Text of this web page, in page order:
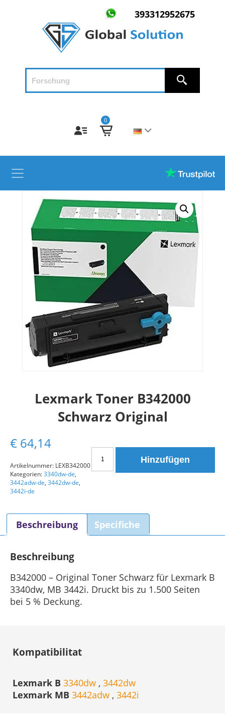
393312952675
0
Lexmark Toner B342000
Schwarz Original
€ 64,14
Toner
B342000
Menge
Hinzufügen
Artikelnummer: LEXB342000
Kategorien:3340dw-de,
3442adw-de, 3442dw-de,
3442i-de
Beschreibung Specifiche
Beschreibung
B342000 – Original Toner Schwarz für Lexmark B
3340dw, MB 3442i. Druckt bis zu 1.500 Seiten
bei 5 % Deckung.
Kompatibilitat
Lexmark B 3340dw , 3442dw
Lexmark MB 3442adw , 3442i